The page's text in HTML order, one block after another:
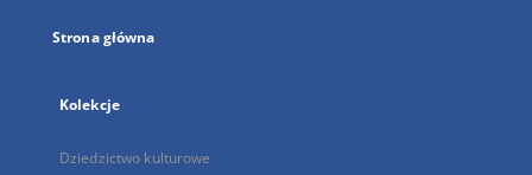
Strona główna
Kolekcje
Dziedzictwo kulturowe